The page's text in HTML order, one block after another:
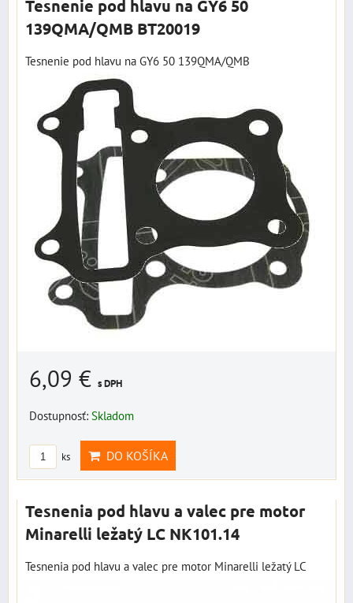
Tesnenie pod hlavu na GY6 50
139QMA/QMB BT20019
Tesnenie pod hlavu na GY6 50 139QMA/QMB
6,09 € s DPH
Dostupnosť: Skladom
ks DO KOŠÍKA
Tesnenia pod hlavu a valec pre motor
Minarelli ležatý LC NK101.14
Tesnenia pod hlavu a valec pre motor Minarelli ležatý LC